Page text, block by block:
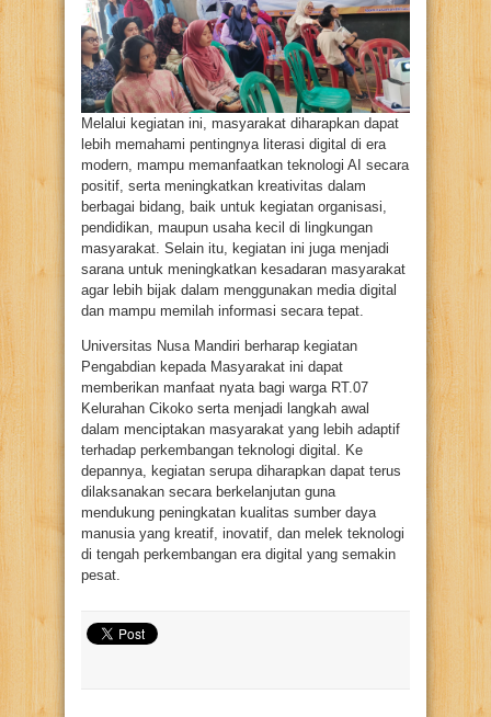
Melalui kegiatan ini, masyarakat diharapkan dapat
lebih memahami pentingnya literasi digital di era
modern, mampu memanfaatkan teknologi AI secara
positif, serta meningkatkan kreativitas dalam
berbagai bidang, baik untuk kegiatan organisasi,
pendidikan, maupun usaha kecil di lingkungan
masyarakat. Selain itu, kegiatan ini juga menjadi
sarana untuk meningkatkan kesadaran masyarakat
agar lebih bijak dalam menggunakan media digital
dan mampu memilah informasi secara tepat.
Universitas Nusa Mandiri berharap kegiatan
Pengabdian kepada Masyarakat ini dapat
memberikan manfaat nyata bagi warga RT.07
Kelurahan Cikoko serta menjadi langkah awal
dalam menciptakan masyarakat yang lebih adaptif
terhadap perkembangan teknologi digital. Ke
depannya, kegiatan serupa diharapkan dapat terus
dilaksanakan secara berkelanjutan guna
mendukung peningkatan kualitas sumber daya
manusia yang kreatif, inovatif, dan melek teknologi
di tengah perkembangan era digital yang semakin
pesat.